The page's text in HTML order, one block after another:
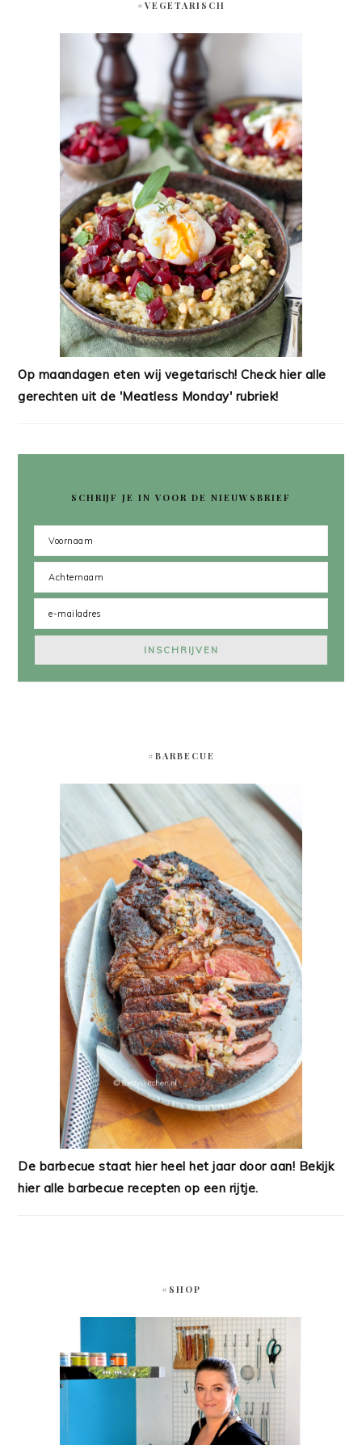
#VEGETARISCH
Op maandagen eten wij vegetarisch! Check hier alle
gerechten uit de 'Meatless Monday' rubriek!
SCHRIJF JE IN VOOR DE NIEUWSBRIEF
#BARBECUE
De barbecue staat hier heel het jaar door aan! Bekijk
hier alle barbecue recepten op een rijtje.
#SHOP